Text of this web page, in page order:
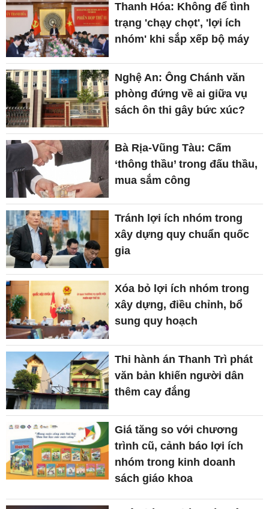
Thanh Hóa: Không để tình
trạng 'chạy chọt', 'lợi ích
nhóm' khi sắp xếp bộ máy
Nghệ An: Ông Chánh văn
phòng đứng về ai giữa vụ
sách ôn thi gây bức xúc?
Bà Rịa-Vũng Tàu: Cấm
‘thông thầu’ trong đấu thầu,
mua sắm công
Tránh lợi ích nhóm trong
xây dựng quy chuẩn quốc
gia
Xóa bỏ lợi ích nhóm trong
xây dựng, điều chỉnh, bổ
sung quy hoạch
Thi hành án Thanh Trì phát
văn bản khiến người dân
thêm cay đắng
Giá tăng so với chương
trình cũ, cảnh báo lợi ích
nhóm trong kinh doanh
sách giáo khoa